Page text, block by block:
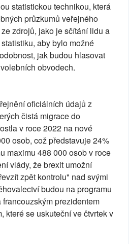
statistickou technikou, která
průzkumů veřejného
zdrojů, jako je sčítání lidu a
aby bylo možné
jak budou hlasovat
obvodech.
oficiálních údajů z
čistá migrace do
v roce 2022 na nové
osob, což představuje 24%
maximu 488 000 osob v roce
vlády, že brexit umožní
zpět kontrolu" nad svými
budou na programu
prezidentem
které se uskuteční ve čtvrtek v